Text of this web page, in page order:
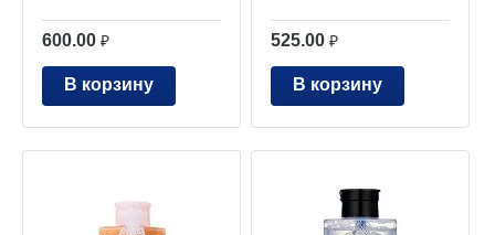
600.00 ₽
В корзину
525.00 ₽
В корзину